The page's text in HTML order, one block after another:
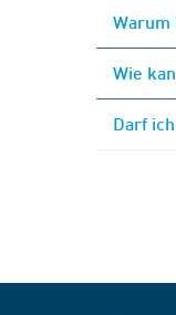
Warum
Wie
Darf